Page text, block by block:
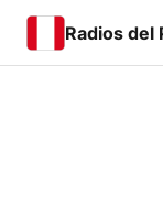
Radios del